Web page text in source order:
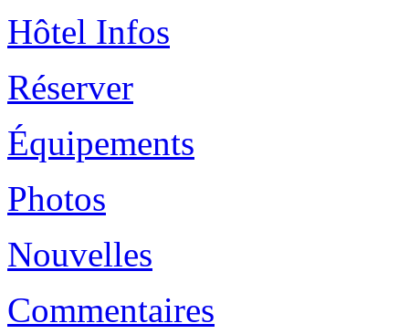
Hôtel Infos
Réserver
Équipements
Photos
Nouvelles
Commentaires